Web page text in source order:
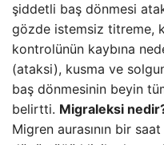
şiddetli baş dönmesi
gözde istemsiz titreme,
kontrolünün kaybına
(ataksi), kusma ve
baş dönmesinin beyin
belirtti. Migraleksi
Migren aurasının bir